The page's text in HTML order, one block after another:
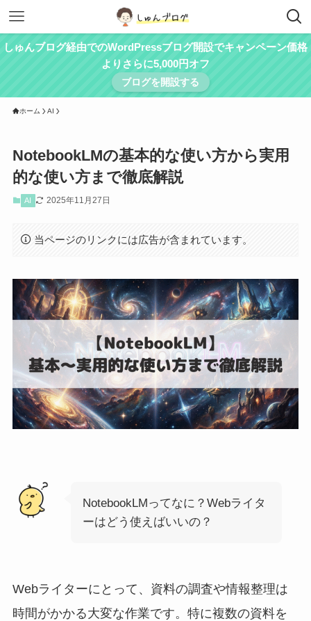
しゅんブログ経由でのWordPressブログ開設でキャンペーン価格
よりさらに5,000円オフ
ブログを開設する
ホーム AI
NotebookLMの基本的な使い方から実用
的な使い方まで徹底解説
AI 2025年11月27日
当ページのリンクには広告が含まれています。
NotebookLMってなに？Webライタ
ーはどう使えばいいの？
Webライターにとって、資料の調査や情報整理は
時間がかかる大変な作業です。特に複数の資料を